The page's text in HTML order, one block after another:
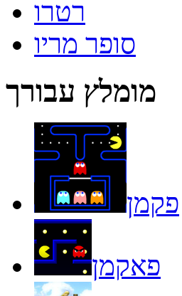
רטרו
סופר מריו
מומלץ עבורך
פקמן
פאקמן